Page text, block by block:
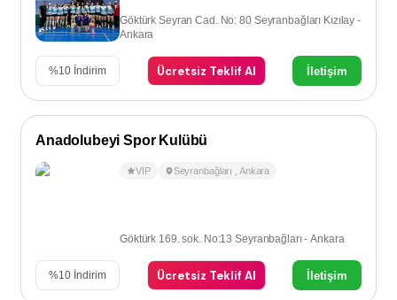
Göktürk Seyran Cad. No: 80 Seyranbağları Kızılay -
Ankara
%10 İndirim Ücretsiz Teklif Al İletişim
Anadolubeyi Spor Kulübü
VIP Seyranbağları Ankara
Göktürk 169. sok. No:13 Seyranbağları - Ankara
%10 İndirim Ücretsiz Teklif Al İletişim